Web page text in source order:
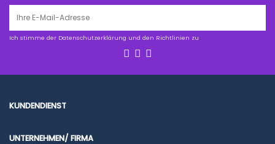
Ich stimme der Datenschutzerklärung und den Richtlinien zu
KUNDENDIENST
UNTERNEHMEN/ FIRMA